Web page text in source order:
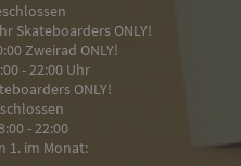
Skateboarders ONLY!
Zweirad ONLY!
- 22:00 Uhr
ONLY!
- 22:00
1. im Monat: